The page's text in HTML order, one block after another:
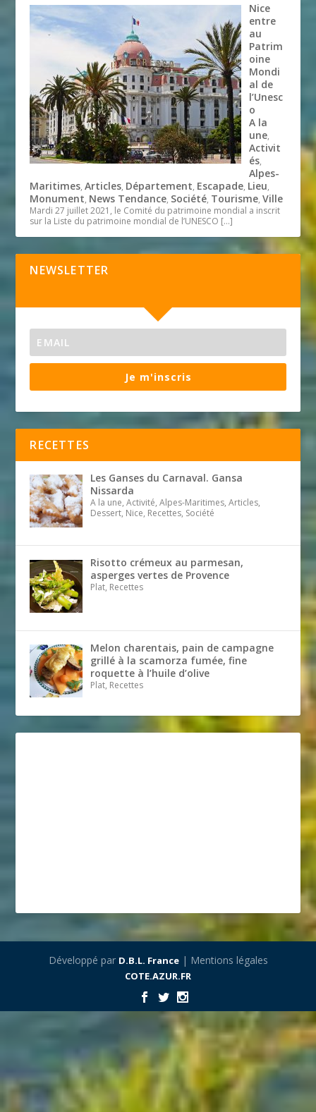
Nice
entre
au
Patrim
oine
Mondi
al de
l’Unesc
o
A la
une,
Activit
és,
Alpes-
Maritimes,Articles, Département, Escapade, Lieu,
Monument, News Tendance, Société, Tourisme,Ville
Mardi 27 juillet 2021, le Comité du patrimoine mondial a inscrit
sur la Liste du patrimoine mondial de l’UNESCO […]
NEWSLETTER
Je m'inscris
RECETTES
Les Ganses du Carnaval. Gansa
Nissarda
A la une, Activité, Alpes-Maritimes, Articles,
Dessert, Nice, Recettes, Société
Risotto crémeux au parmesan,
asperges vertes de Provence
Plat, Recettes
Melon charentais, pain de campagne
grillé à la scamorza fumée, fine
roquette à l’huile d’olive
Plat, Recettes
Développé par D.B.L. France| Mentions légales
COTE.AZUR.FR